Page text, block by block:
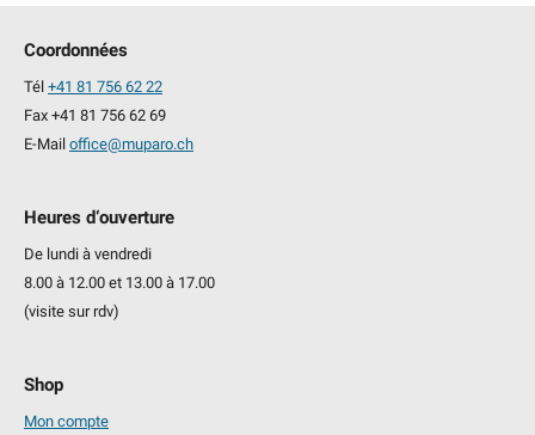
Coordonnées
Tél +41 81 756 62 22
Fax +41 81 756 62 69
E-Mail office@muparo.ch
Heures d‘ouverture
De lundi à vendredi
8.00 à 12.00 et 13.00 à 17.00
(visite sur rdv)
Shop
Mon compte